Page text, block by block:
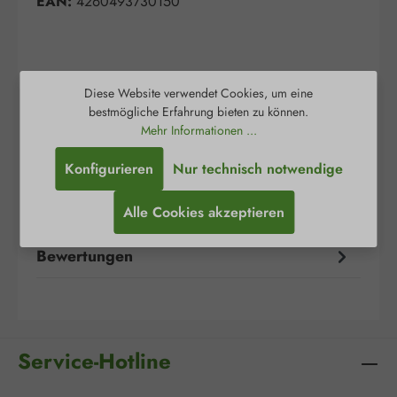
Beschreibung
Das natürliche Carotinoid Astaxanthin wird aus
der Grünalge Haematococcus pluvialis
gewonnen. In Stresssituationen wie Nahru…
Bewertungen
Service-Hotline
Diese Website verwendet Cookies, um eine
bestmögliche Erfahrung bieten zu können.
Mehr Informationen ...
Nur technisch notwendige
Konfigurieren
Alle Cookies akzeptieren